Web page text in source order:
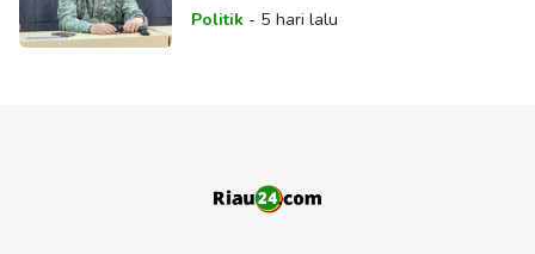
Politik- 5 hari lalu